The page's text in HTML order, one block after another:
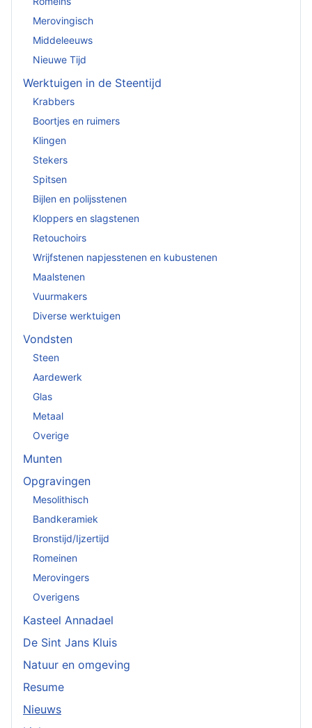
Merovingisch
Middeleeuws
Nieuwe Tijd
Werktuigen in de Steentijd
Krabbers
Boortjes en ruimers
Klingen
Stekers
Spitsen
Bijlen en polijsstenen
Kloppers en slagstenen
Retouchoirs
Wrijfstenen napjesstenen en kubustenen
Maalstenen
Vuurmakers
Diverse werktuigen
Vondsten
Steen
Aardewerk
Glas
Metaal
Overige
Munten
Opgravingen
Mesolithisch
Bandkeramiek
Bronstijd/Ijzertijd
Romeinen
Merovingers
Overigens
Kasteel Annadael
De Sint Jans Kluis
Natuur en omgeving
Resume
Nieuws